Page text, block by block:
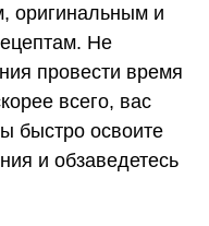
оригинальным и
Не
провести время
всего, вас
быстро освоите
и обзаведетесь